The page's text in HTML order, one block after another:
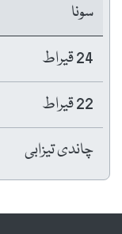
سونا
24 قیراط
22 قیراط
چاندی تیزابی